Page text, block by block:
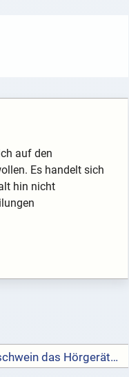
auf den
Es handelt sich
hin nicht
Er schlug dem Nazischwein das Hörgerät entzwei →